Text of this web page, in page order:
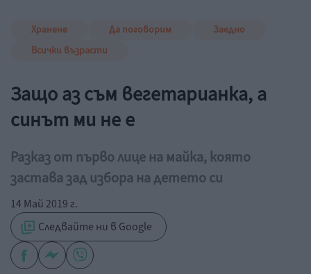
Хранене Да поговорим
Заедно
Всички възрасти
Защо аз съм вегетарианка, а
синът ми не е
Разказ от първо лице на майка, която
застава зад избора на детето си
14 Май 2019 г.
Следвайте ни в Google